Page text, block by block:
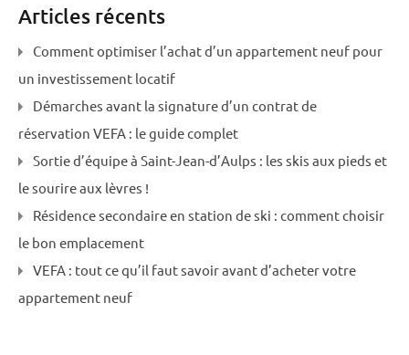
Articles récents
Comment optimiser l’achat d’un appartement neuf pour
un investissement locatif
Démarches avant la signature d’un contrat de
réservation VEFA : le guide complet
Sortie d’équipe à Saint-Jean-d’Aulps : les skis aux pieds et
le sourire aux lèvres !
Résidence secondaire en station de ski : comment choisir
le bon emplacement
VEFA : tout ce qu’il faut savoir avant d’acheter votre
appartement neuf